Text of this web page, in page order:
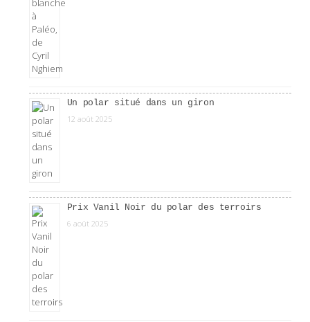
Un polar situé dans un giron
12 août 2025
Prix Vanil Noir du polar des terroirs
6 août 2025